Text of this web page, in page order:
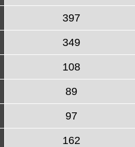
397
349
108
89
97
162